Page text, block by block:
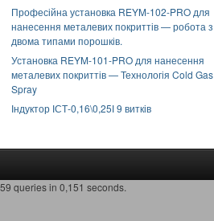
Професійна установка REYM-102-PRO для
нанесення металевих покриттів — робота з
двома типами порошків.
Установка REYM-101-PRO для нанесення
металевих покриттів — Технологія Cold Gas
Spray
Індуктор ІСТ-0,16\0,25І 9 витків
59 queries in 0,151 seconds.